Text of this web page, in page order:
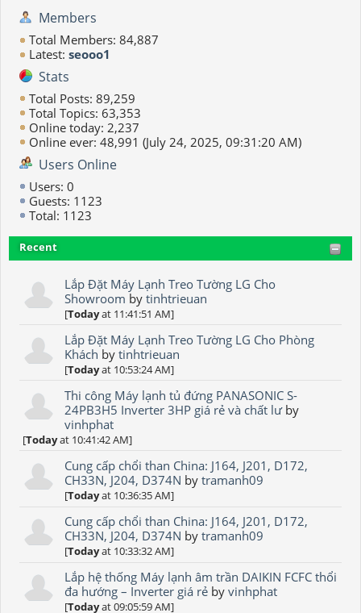
Members
Total Members: 84,887
Latest: seooo1
Stats
Total Posts: 89,259
Total Topics: 63,353
Online today: 2,237
Online ever: 48,991 (July 24, 2025, 09:31:20 AM)
Users Online
Users: 0
Guests: 1123
Total: 1123
Recent
Lắp Đặt Máy Lạnh Treo Tường LG Cho
Showroom bytinhtrieuan
[Todayat 11:41:51 AM]
Lắp Đặt Máy Lạnh Treo Tường LG Cho Phòng
Khách bytinhtrieuan
[Todayat 10:53:24 AM]
Thi công Máy lạnh tủ đứng PANASONIC S-
24PB3H5 Inverter 3HP giá rẻ và chất lưby
vinhphat
[Todayat 10:41:42 AM]
Cung cấp chổi than China: J164, J201, D172,
CH33N, J204, D374N bytramanh09
[Todayat 10:36:35 AM]
Cung cấp chổi than China: J164, J201, D172,
CH33N, J204, D374N bytramanh09
[Todayat 10:33:32 AM]
Lắp hệ thống Máy lạnh âm trần DAIKIN FCFC thổi
đa hướng – Inverter giá rẻ byvinhphat
[Todayat 09:05:59 AM]